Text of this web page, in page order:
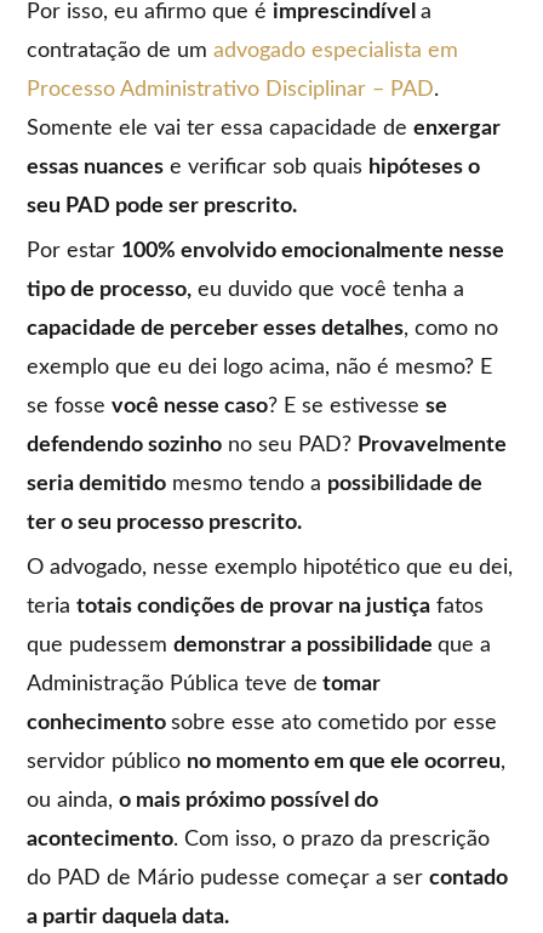
Por isso, eu afirmo que é imprescindívela
contratação de umadvogado especialista em
Processo Administrativo Disciplinar – PAD.
Somente ele vai ter essa capacidade deenxergar
essas nuances e verificar sob quais hipóteses o
seu PAD pode ser prescrito.
Por estar 100% envolvido emocionalmente nesse
tipo de processo, eu duvido que você tenha a
capacidade de perceber esses detalhes, como no
exemplo que eu dei logo acima, não é mesmo? E
se fossevocê nesse caso? E se estivessese
defendendo sozinho no seu PAD? Provavelmente
seria demitido mesmo tendo a possibilidade de
ter o seu processo prescrito.
O advogado, nesse exemplo hipotético que eu dei,
teriatotais condições de provar na justiça fatos
que pudessemdemonstrar a possibilidadeque a
Administração Pública teve de tomar
conhecimentosobre esse ato cometido por esse
servidor público no momento em que ele ocorreu,
ou ainda,o mais próximo possível do
acontecimento. Com isso, o prazo da prescrição
do PAD de Mário pudesse começar a sercontado
a partir daquela data.